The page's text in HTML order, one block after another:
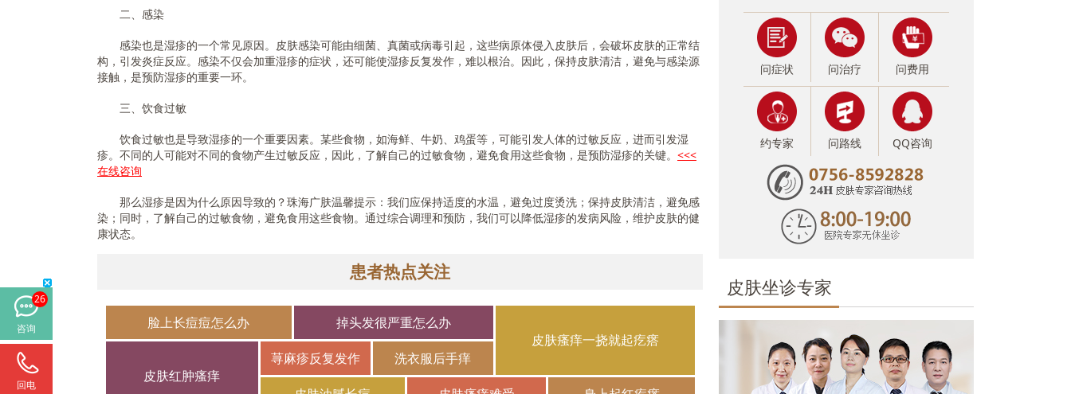
二、感染
感染也是湿疹的一个常见原因。皮肤感染可能由细菌、真菌或病毒引起，这些病原体侵入皮肤后，会破坏皮肤的正常结
构，引发炎症反应。感染不仅会加重湿疹的症状，还可能使湿疹反复发作，难以根治。因此，保持皮肤清洁，避免与感染源
接触，是预防湿疹的重要一环。
三、饮食过敏
饮食过敏也是导致湿疹的一个重要因素。某些食物，如海鲜、牛奶、鸡蛋等，可能引发人体的过敏反应，进而引发湿
疹。不同的人可能对不同的食物产生过敏反应，因此，了解自己的过敏食物，避免食用这些食物，是预防湿疹的关键。 <<<
在线咨询
那么湿疹是因为什么原因导致的？珠海广肤温馨提示：我们应保持适度的水温，避免过度烫洗；保持皮肤清洁，避免感
染；同时，了解自己的过敏食物，避免食用这些食物。通过综合调理和预防，我们可以降低湿疹的发病风险，维护皮肤的健
康状态。
患者热点关注
脸上长痘痘怎么办
掉头发很严重怎么办
皮肤瘙痒一挠就起疙瘩
皮肤红肿瘙痒
荨麻疹反复发作 洗衣服后手痒
问症状 问治疗 问费用
约专家 问路线 QQ咨询
皮肤坐诊专家
26
咨询
回电